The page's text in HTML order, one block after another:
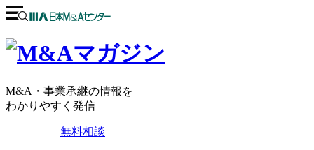
M&A・事業承継の情報を
わかりやすく発信
無料相談